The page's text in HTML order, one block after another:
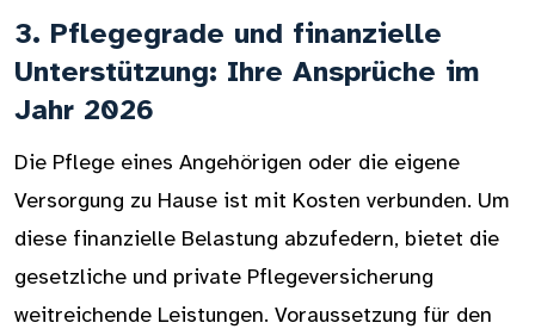
3. Pflegegrade und finanzielle
Unterstützung: Ihre Ansprüche im
Jahr 2026
Die Pflege eines Angehörigen oder die eigene
Versorgung zu Hause ist mit Kosten verbunden. Um
diese finanzielle Belastung abzufedern, bietet die
gesetzliche und private Pflegeversicherung
weitreichende Leistungen. Voraussetzung für den